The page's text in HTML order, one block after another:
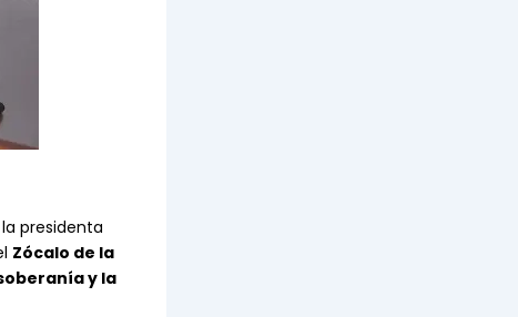
presidenta
Zócalo de la
y la